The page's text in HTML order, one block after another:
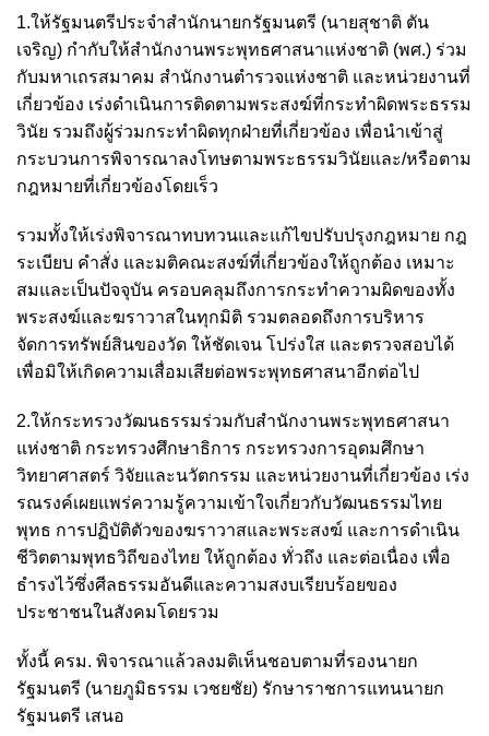
1.ให้รัฐมนตรีประจำสำนักนายกรัฐมนตรี (นายสุชาติ ตัน
เจริญ) กำกับให้สำนักงานพระพุทธศาสนาแห่งชาติ (พศ.) ร่วม
กับมหาเถรสมาคม สำนักงานตำรวจแห่งชาติ และหน่วยงานที่
เกี่ยวข้อง เร่งดำเนินการติดตามพระสงฆ์ที่กระทำผิดพระธรรม
วินัย รวมถึงผู้ร่วมกระทำผิดทุกฝ่ายที่เกี่ยวข้อง เพื่อนำเข้าสู่
กระบวนการพิจารณาลงโทษตามพระธรรมวินัยและ/หรือตาม
กฎหมายที่เกี่ยวข้องโดยเร็ว
รวมทั้งให้เร่งพิจารณาทบทวนและแก้ไขปรับปรุงกฎหมาย กฎ
ระเบียบ คำสั่ง และมติคณะสงฆ์ที่เกี่ยวข้องให้ถูกต้อง เหมาะ
สมและเป็นปัจจุบัน ครอบคลุมถึงการกระทำความผิดของทั้ง
พระสงฆ์และฆราวาสในทุกมิติ รวมตลอดถึงการบริหาร
จัดการทรัพย์สินของวัด ให้ชัดเจน โปร่งใส และตรวจสอบได้
เพื่อมิให้เกิดความเสื่อมเสียต่อพระพุทธศาสนาอีกต่อไป
2.ให้กระทรวงวัฒนธรรมร่วมกับสำนักงานพระพุทธศาสนา
แห่งชาติ กระทรวงศึกษาธิการ กระทรวงการอุดมศึกษา
วิทยาศาสตร์ วิจัยและนวัตกรรม และหน่วยงานที่เกี่ยวข้อง เร่ง
รณรงค์เผยแพร่ความรู้ความเข้าใจเกี่ยวกับวัฒนธรรมไทย
พุทธ การปฏิบัติตัวของฆราวาสและพระสงฆ์ และการดำเนิน
ชีวิตตามพุทธวิถีของไทย ให้ถูกต้อง ทั่วถึง และต่อเนื่อง เพื่อ
ธำรงไว้ซึ่งศีลธรรมอันดีและความสงบเรียบร้อยของ
ประชาชนในสังคมโดยรวม
ทั้งนี้ ครม. พิจารณาแล้วลงมติเห็นชอบตามที่รองนายก
รัฐมนตรี (นายภูมิธรรม เวชยชัย) รักษาราชการแทนนายก
รัฐมนตรี เสนอ